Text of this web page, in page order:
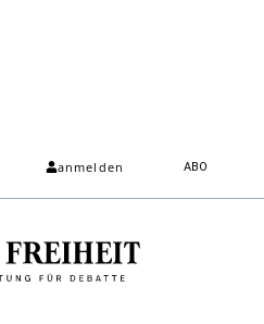
anmelden ABO